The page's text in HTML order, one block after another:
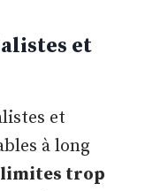
et
et
à long
limites trop